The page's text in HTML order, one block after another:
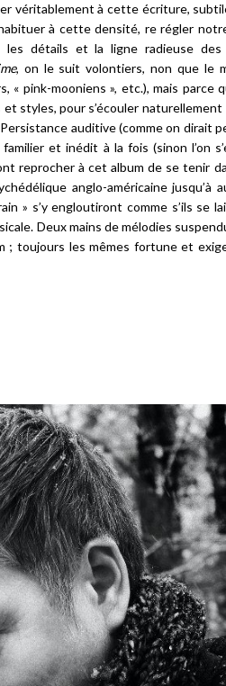
véritablement à cette écriture,
à cette densité, re régler
les détails et la ligne radieuse
, on le suit volontiers, non que le
« pink-mooniens », etc.), mais parce
styles, pour s’écouler naturellement
auditive (comme on dirait
et inédit à la fois (sinon l’on
reprocher à cet album de se tenir
anglo-américaine jusqu’à
» s’y engloutiront comme s’ils se
Deux mains de mélodies
; toujours les mêmes fortune et